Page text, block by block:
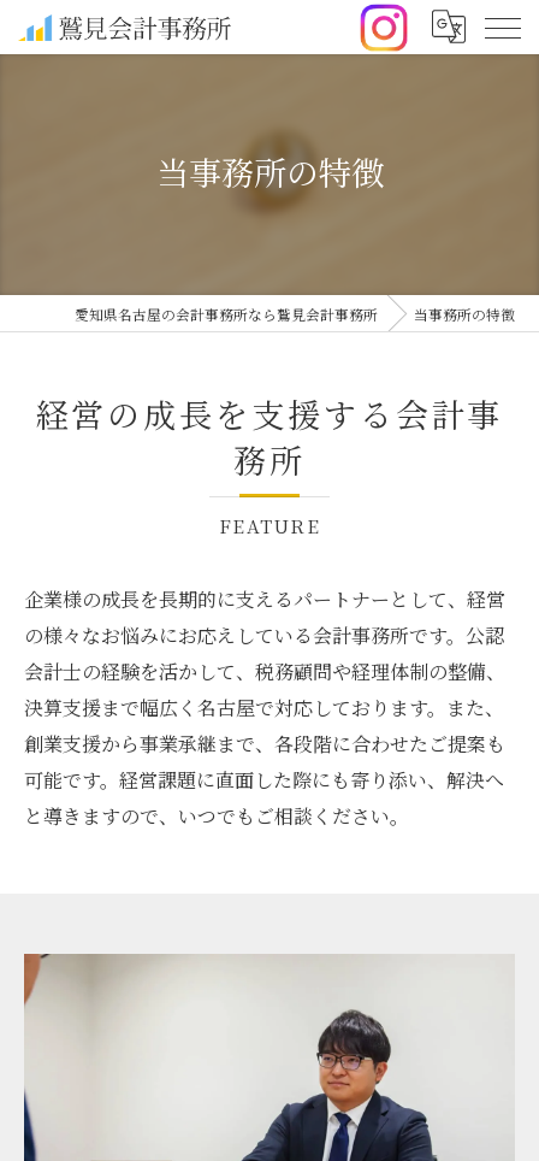
当事務所の特徴
愛知県名古屋の会計事務所なら鷲見会計事務所 当事務所の特徴
経営の成長を支援する会計事
務所
FEATURE
企業様の成長を長期的に支えるパートナーとして、経営
の様々なお悩みにお応えしている会計事務所です。公認
会計士の経験を活かして、税務顧問や経理体制の整備、
決算支援まで幅広く名古屋で対応しております。また、
創業支援から事業承継まで、各段階に合わせたご提案も
可能です。経営課題に直面した際にも寄り添い、解決へ
と導きますので、いつでもご相談ください。